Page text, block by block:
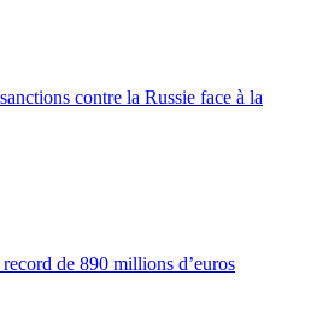
contre la Russie face à la
de 890 millions d’euros